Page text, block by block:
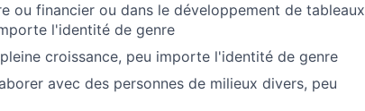
ou financier ou dans le développement de tableaux
l'identité de genre
croissance, peu importe l'identité de genre
avec des personnes de milieux divers, peu